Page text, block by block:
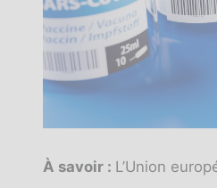
À savoir : L’Union